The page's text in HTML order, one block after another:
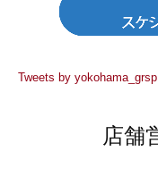
Tweets by yokohama_grsp
店舗